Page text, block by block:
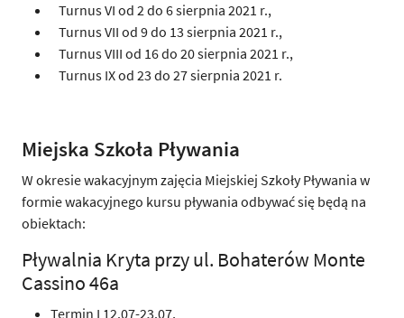
Turnus VI od 2 do 6 sierpnia 2021 r.,
Turnus VII od 9 do 13 sierpnia 2021 r.,
Turnus VIII od 16 do 20 sierpnia 2021 r.,
Turnus IX od 23 do 27 sierpnia 2021 r.
Miejska Szkoła Pływania
W okresie wakacyjnym zajęcia Miejskiej Szkoły Pływania w
formie wakacyjnego kursu pływania odbywać się będą na
obiektach:
Pływalnia Kryta przy ul. Bohaterów Monte
Cassino 46a
Termin I 12.07-23.07,